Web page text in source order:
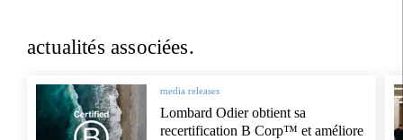
actualités associées.
media releases
Lombard Odier obtient sa
recertification B Corp™ et améliore